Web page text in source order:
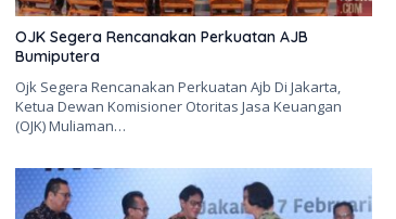
OJK Segera Rencanakan Perkuatan AJB
Bumiputera
Ojk Segera Rencanakan Perkuatan Ajb Di Jakarta,
Ketua Dewan Komisioner Otoritas Jasa Keuangan
(OJK) Muliaman…